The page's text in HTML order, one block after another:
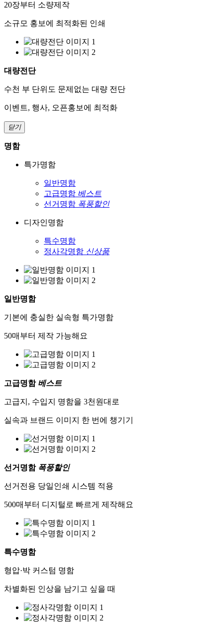
20장부터 소량제작
소규모 홍보에 최적화된 인쇄
대량전단
수천 부 단위도 문제없는 대량 전단
이벤트, 행사, 오픈홍보에 최적화
닫기
명함
특가명함
일반명함
고급명함 베스트
선거명함 폭풍할인
디자인명함
특수명함
정사각명함 신상품
일반명함
기본에 충실한 실속형 특가명함
50매부터 제작 가능해요
고급명함 베스트
고급지, 수입지 명함을 3천원대로
실속과 브랜드 이미지 한 번에 챙기기
선거명함 폭풍할인
선거전용 당일인쇄 시스템 적용
500매부터 디지털로 빠르게 제작해요
특수명함
형압·박 커스텀 명함
차별화된 인상을 남기고 싶을 때